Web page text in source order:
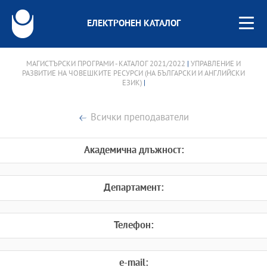
ЕЛЕКТРОНЕН КАТАЛОГ
МАГИСТЪРСКИ ПРОГРАМИ - КАТАЛОГ 2021/2022
УПРАВЛЕНИЕ И
РАЗВИТИЕ НА ЧОВЕШКИТЕ РЕСУРСИ (НА БЪЛГАРСКИ И АНГЛИЙСКИ
ЕЗИК)|
Всички преподаватели
Академична длъжност:
Департамент:
Телефон:
e-mail: